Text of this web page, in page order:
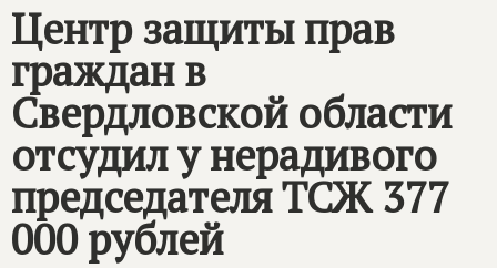
Центр защиты прав
граждан в
Свердловской области
отсудил у нерадивого
председателя ТСЖ 377
000 рублей